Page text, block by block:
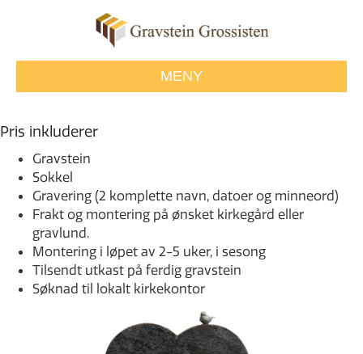
MENY
Pris inkluderer
Gravstein
Sokkel
Gravering (2 komplette navn, datoer og minneord)
Frakt og montering på ønsket kirkegård eller
gravlund.
Montering i løpet av 2-5 uker, i sesong
Tilsendt utkast på ferdig gravstein
Søknad til lokalt kirkekontor